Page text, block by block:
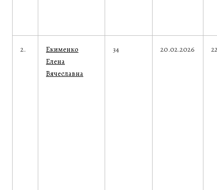
2.
Екименко
Елена
Вячеславна
34 20.02.2026